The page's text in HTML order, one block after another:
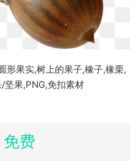
形果实,树上的果子,橡子,橡栗,
坚果,PNG,免扣素材
免费